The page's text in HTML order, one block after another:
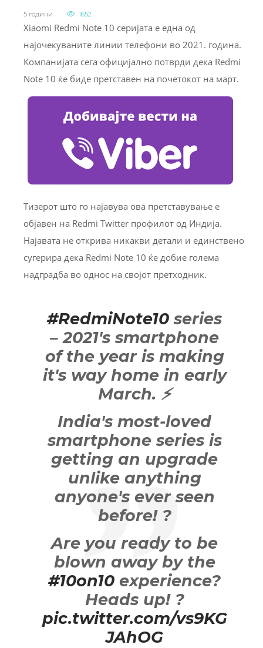
5 години 1652
Xiaomi Redmi Note 10 серијата е една од
најочекуваните линии телефони во 2021. година.
Компанијата сега официјално потврди дека Redmi
Note 10 ќе биде претставен на почетокот на март.
Тизерот што го најавува ова претставување е
објавен на Redmi Twitter профилот од Индија.
Најавата не открива никакви детали и единствено
сугерира дека Redmi Note 10 ќе добие голема
надградба во однос на својот претходник.
#RedmiNote10 series
– 2021's smartphone
of the year is making
it's way home in early
March. ⚡️
India's most-loved
smartphone series is
getting an upgrade
unlike anything
anyone's ever seen
before! ?
Are you ready to be
blown away by the
#10on10 experience?
Heads up! ?
pic.twitter.com/vs9KG
JAhOG